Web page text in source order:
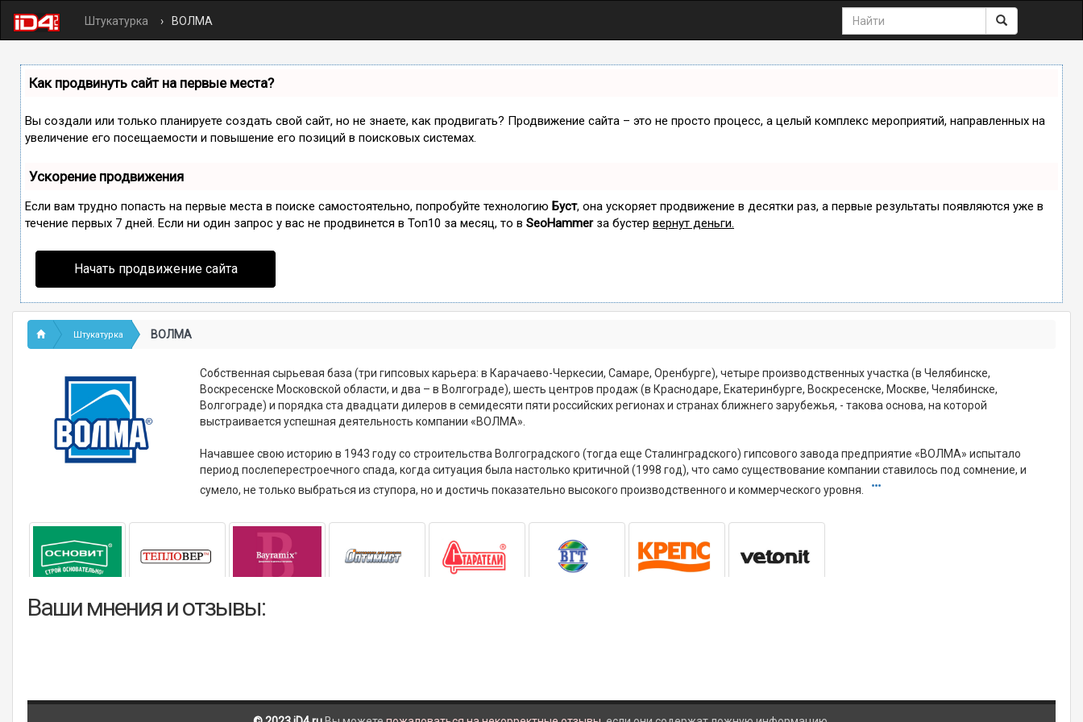
Штукатурка ВОЛМА
Как продвинуть сайт на первые места?
Вы создали или только планируете создать свой сайт, но не знаете, как продвигать? Продвижение сайта – это не просто процесс, а целый комплекс мероприятий, направленных на
увеличение его посещаемости и повышение его позиций в поисковых системах.
Ускорение продвижения
Если вам трудно попасть на первые места в поиске самостоятельно, попробуйте технологию Буст, она ускоряет продвижение в десятки раз, а первые результаты появляются уже в
течение первых 7 дней. Если ни один запрос у вас не продвинется в Топ10 за месяц, то в SeoHammerза бустер вернут деньги.
Начать продвижение сайта
Штукатурка ВОЛМА
Собственная сырьевая база (три гипсовых карьера: в Карачаево-Черкесии, Самаре, Оренбурге), четыре производственных участка (в Челябинске,
Воскресенске Московской области, и два – в Волгограде), шесть центров продаж (в Краснодаре, Екатеринбурге, Воскресенске, Москве, Челябинске,
Волгограде) и порядка ста двадцати дилеров в семидесяти пяти российских регионах и странах ближнего зарубежья, - такова основа, на которой
выстраивается успешная деятельность компании «ВОЛМА».
Начавшее свою историю в 1943 году со строительства Волгоградского (тогда еще Сталинградского) гипсового завода предприятие «ВОЛМА» испытало
период послеперестроечного спада, когда ситуация была настолько критичной (1998 год), что само существование компании ставилось под сомнение, и
сумело, не только выбраться из ступора, но и достичь показательно высокого производственного и коммерческого уровня.
Ваши мнения и отзывы: